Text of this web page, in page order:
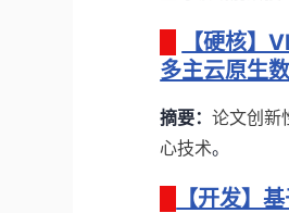
【硬核】
多主云原生
摘要：论文创新
心技术。
【开发】